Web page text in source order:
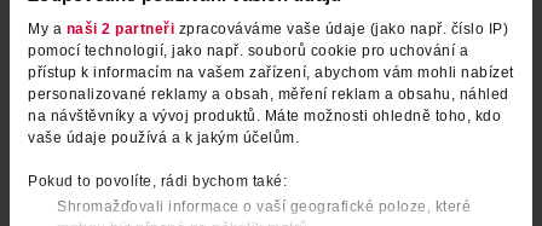
My a naši 2 partneři zpracováváme vaše údaje (jako např. číslo IP)
pomocí technologií, jako např. souborů cookie pro uchování a
přístup k informacím na vašem zařízení, abychom vám mohli nabízet
personalizované reklamy a obsah, měření reklam a obsahu, náhled
na návštěvníky a vývoj produktů. Máte možnosti ohledně toho, kdo
vaše údaje používá a k jakým účelům.
Pokud to povolíte, rádi bychom také:
Shromažďovali informace o vaší geografické poloze, které
Oční stíny Quatro 408
miss sporty
79.90 Kč 119 Kč
Oční stíny Quatro 404